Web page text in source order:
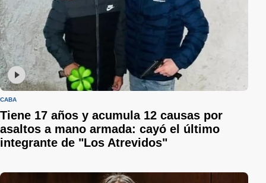
CABA
Tiene 17 años y acumula 12 causas por
asaltos a mano armada: cayó el último
integrante de "Los Atrevidos"